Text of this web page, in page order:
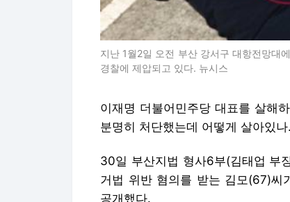
지난 1월2일 오전 부산 강서구 대항전망대
경찰에 제압되고 있다. 뉴시스
이재명 더불어민주당 대표를 살해
분명히 처단했는데 어떻게 살아있
30일 부산지법 형사6부(김태업 부
거법 위반 혐의를 받는 김모(67)
공개했다.